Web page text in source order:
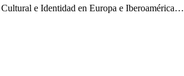
e Identidad en Europa e Iberoamérica…